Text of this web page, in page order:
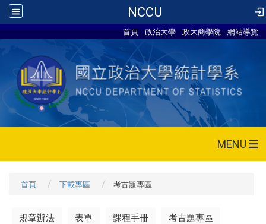
NCCU
首頁 政治大學 政大商學院 網站導覽
MENU
首頁 下載專區 考古題專區
規章辦法 表單 課程手冊 考古題專區